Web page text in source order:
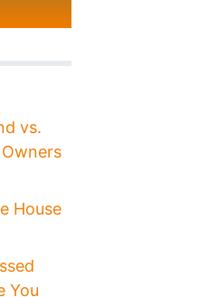
vs.
House
You